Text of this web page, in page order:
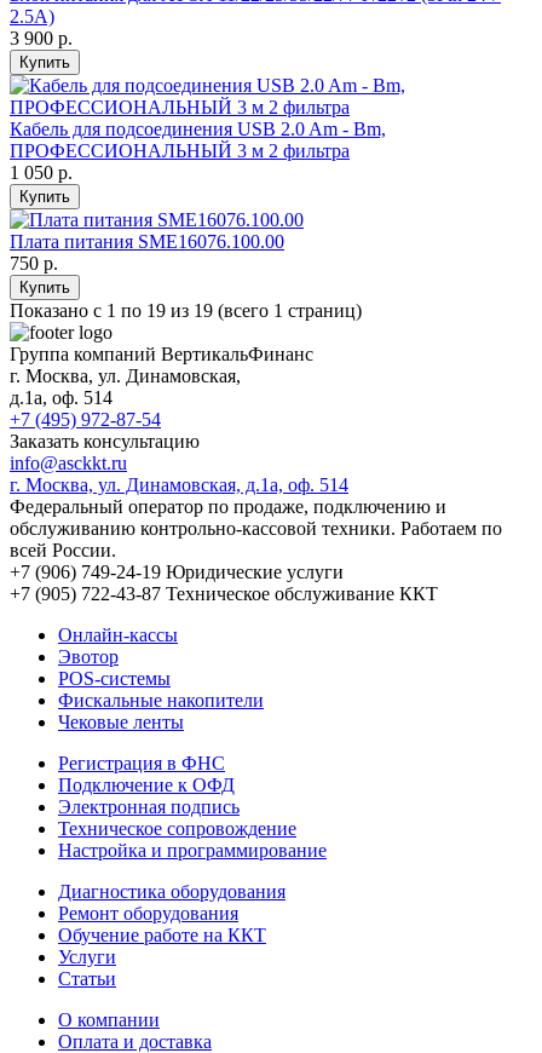
2.5A)
3 900 р.
Купить
Кабель для подсоединения USB 2.0 Am - Вm,
ПРОФЕССИОНАЛЬНЫЙ 3 м 2 фильтра
1 050 р.
Купить
Плата питания SME16076.100.00
750 р.
Купить
Показано с 1 по 19 из 19 (всего 1 страниц)
Группа компаний ВертикальФинанс
г. Москва, ул. Динамовская,
д.1а, оф. 514
+7 (495) 972-87-54
Заказать консультацию
info@asckkt.ru
г. Москва, ул. Динамовская, д.1а, оф. 514
Федеральный оператор по продаже, подключению и
обслуживанию контрольно-кассовой техники. Работаем по
всей России.
+7 (906) 749-24-19 Юридические услуги
+7 (905) 722-43-87 Техническое обслуживание ККТ
Онлайн-кассы
Эвотор
POS-системы
Фискальные накопители
Чековые ленты
Регистрация в ФНС
Подключение к ОФД
Электронная подпись
Техническое сопровождение
Настройка и программирование
Диагностика оборудования
Ремонт оборудования
Обучение работе на ККТ
Услуги
Статьи
О компании
Оплата и доставка